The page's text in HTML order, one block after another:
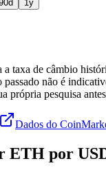
1y
a taxa de câmbio
não é
própria pesquisa
Dados do
ETH por